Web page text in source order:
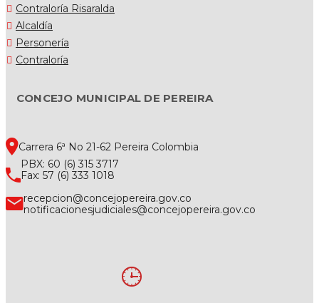
Contraloría Risaralda
Alcaldía
Personería
Contraloría
CONCEJO MUNICIPAL DE PEREIRA
Carrera 6ª No 21-62 Pereira Colombia
PBX: 60 (6) 315 3717
Fax: 57 (6) 333 1018
recepcion@concejopereira.gov.co
notificacionesjudiciales@concejopereira.gov.co